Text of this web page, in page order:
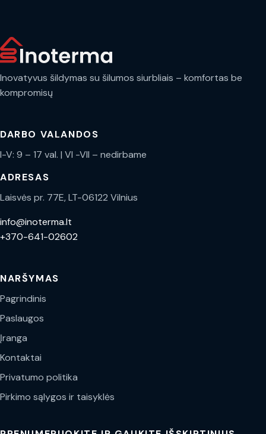
Inovatyvus šildymas su šilumos siurbliais – komfortas be
kompromisų
DARBO VALANDOS
I-V: 9 – 17 val. | VI -VII – nedirbame
ADRESAS
Laisvės pr. 77E, LT-06122 Vilnius
info@inoterma.lt
+370-641-02602
NARŠYMAS
Pagrindinis
Paslaugos
Įranga
Kontaktai
Privatumo politika
Pirkimo sąlygos ir taisyklės